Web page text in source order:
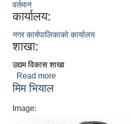
वर्तमान
कार्यालय:
नगर कार्यपालिकाको कार्यालय
शाखा:
उद्यम विकास शाखा
Read more
मिम भियाल
Image: